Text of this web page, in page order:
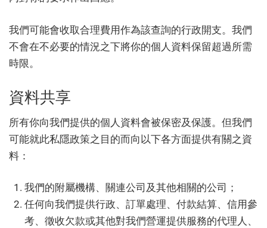
我們可能會收取合理費用作為該查詢的行政開支。我們
不會在不必要的情況之下將你的個人資料保留超過所需
時限。
資料共享
所有你向我們提供的個人資料會被保密及保護。但我們
可能就此私隱政策之目的而向以下各方面提供有關之資
料：
我們的附屬機構、關連公司及其他相關的公司；
任何向我們提供行政、訂單處理、付款結算、信用參
考、徵收欠款或其他對我們營運提供服務的代理人、